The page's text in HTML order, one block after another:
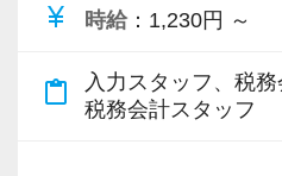
currency_yen 時給 ：1,230円 ～
content_paste
入力スタッフ、税務
税務会計スタッフ